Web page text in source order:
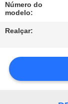
PEÇA
UMAS
MAPA
Número do
modelo:
Realçar: